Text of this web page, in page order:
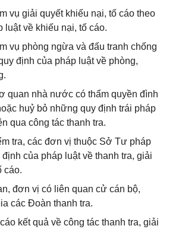
vụ giải quyết khiếu nại, tố cáo theo
luật về khiếu nại, tố cáo.
vụ phòng ngừa và đấu tranh chống
định của pháp luật về phòng,
quan nhà nước có thẩm quyền đình
huỷ bỏ những quy định trái pháp
qua công tác thanh tra.
tra, các đơn vị thuộc Sở Tư pháp
của pháp luật về thanh tra, giải
cáo.
đơn vị có liên quan cử cán bộ,
các Đoàn thanh tra.
kết quả về công tác thanh tra, giải